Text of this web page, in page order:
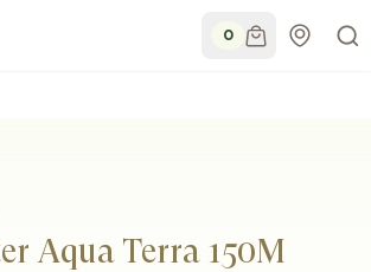
0
Aqua Terra 150M